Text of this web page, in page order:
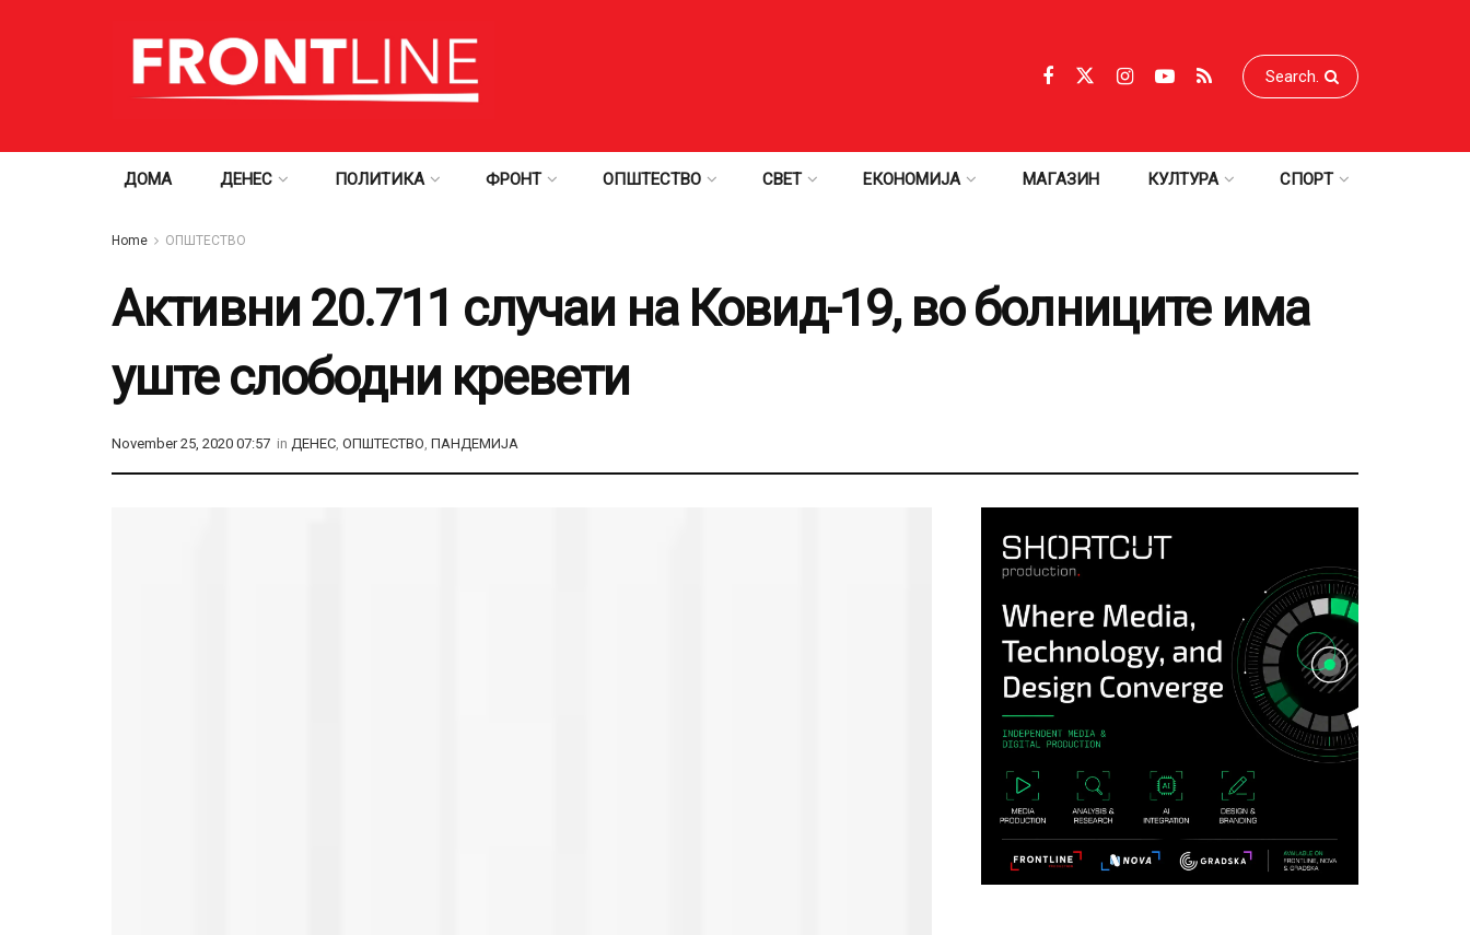
ДОМА ДЕНЕС ПОЛИТИКА ФРОНТ ОПШТЕСТВО СВЕТ ЕКОНОМИЈА МАГАЗИН КУЛТУРА СПОРТ
Home ОПШТЕСТВО
Активни 20.711 случаи на Ковид-19, во болниците има
уште слободни кревети
November 25, 2020 07:57 in ДЕНЕС, ОПШТЕСТВО, ПАНДЕМИЈА